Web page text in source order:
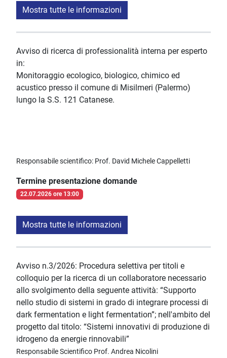
Mostra tutte le informazioni
Avviso di ricerca di professionalità interna per esperto
in:
Monitoraggio ecologico, biologico, chimico ed
acustico presso il comune di Misilmeri (Palermo)
lungo la S.S. 121 Catanese.
Responsabile scientifico: Prof. David Michele Cappelletti
Termine presentazione domande
22.07.2026 ore 13:00
Mostra tutte le informazioni
Avviso n.3/2026: Procedura selettiva per titoli e
colloquio per la ricerca di un collaboratore necessario
allo svolgimento della seguente attività: “Supporto
nello studio di sistemi in grado di integrare processi di
dark fermentation e light fermentation”; nell'ambito del
progetto dal titolo: “Sistemi innovativi di produzione di
idrogeno da energie rinnovabili”
Responsabile Scientifico Prof. Andrea Nicolini